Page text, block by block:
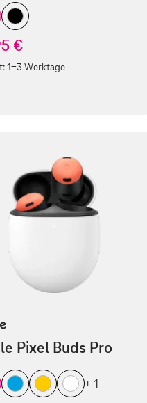
€
1-3 Werktage
Pixel Buds Pro
+ 1